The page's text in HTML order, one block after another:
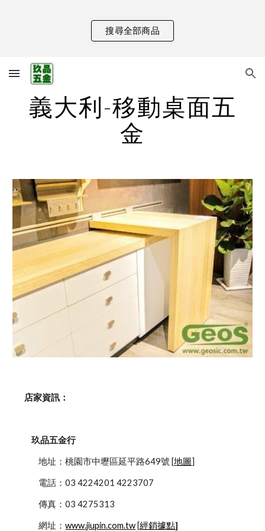
Skip to main content
搜尋全部商品
義大利-移動桌面五
金
    店家資訊：
玖品五金行
            地址：桃園市中壢區延平路649號 [
地圖]
            電話：03 4224201 4223707
            傳真：03 4275313
            網址：
www.jiupin.com.tw [經銷據點]